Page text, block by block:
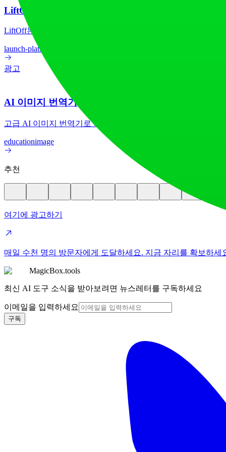
LiftOff
LiftOff는 제작자들이 제품을 출시하고, 추천을 받으며, 발견
launch-platform
광고
AI 이미지 번역기
고급 AI 이미지 번역기로 70개 이상의 언어 간 이미지 텍스트
educationimage
추천
여기에 광고하기
매일 수천 명의 방문자에게 도달하세요. 지금 자리를 확보하세
MagicBox.tools
최신 AI 도구 소식을 받아보려면 뉴스레터를 구독하세요
이메일을 입력하세요
구독